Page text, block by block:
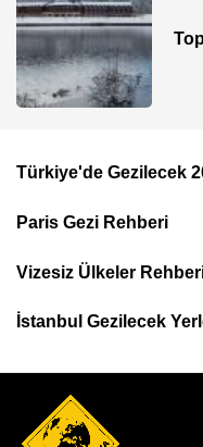
Top
Menu
Türkiye'de Gezilecek
Paris Gezi Rehberi
Vizesiz Ülkeler
İstanbul Gezilecek